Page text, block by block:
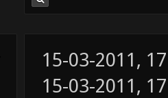
15-03-2011,
15-03-2011,